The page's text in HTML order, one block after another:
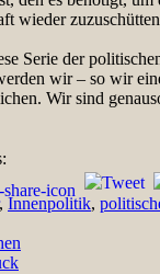
wieder
Serie der
wir – so wir
Wir sind
, Innenpolitik,